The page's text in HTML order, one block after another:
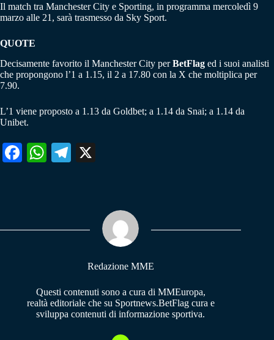
Il match tra Manchester City e Sporting, in programma mercoledì 9
marzo alle 21, sarà trasmesso da Sky Sport.
QUOTE
Decisamente favorito il Manchester City perBetFlag ed i suoi analisti
che propongono l’1 a 1.15, il 2 a 17.80 con la X che moltiplica per
7.90.
L’1 viene proposto a 1.13 da Goldbet; a 1.14 da Snai; a 1.14 da
Unibet.
Fa W
pp
Te
m
Redazione MME
Questi contenuti sono a cura di MMEuropa,
realtà editoriale che su Sportnews.BetFlag cura e
sviluppa contenuti di informazione sportiva.